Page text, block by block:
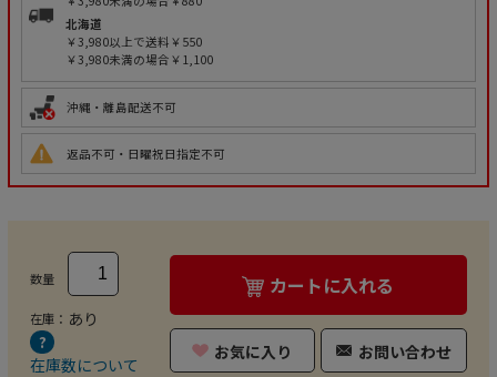
北海道
￥3,980以上で送料￥550
￥3,980未満の場合￥1,100
沖縄・離島配送不可
返品不可・日曜祝日指定不可
数量
在庫： あり
在庫数について
カートに入れる
お気に入り お問い合わせ